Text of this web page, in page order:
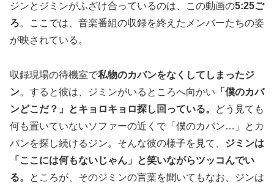
ジンとジミンがふざけ合っているのは、この動画の5:25ご
ろ。ここでは、音楽番組の収録を終えたメンバーたちの姿
が映されている。
収録現場の待機室で私物のカバンをなくしてしまったジ
ン。すると彼は、ジミンがいるところへ向かい 「僕のカバ
ンどこだ？」とキョロキョロ探し回っている。
どう見ても
何も置いていないソファーの近くで「僕のカバン…」とカ
バンを探し続けるジン。そんな彼の様子を見て、 ジミンは
「ここには何もないじゃん」と笑いながらツッコんでい
る。
ところが、そのジミンの言葉を聞いてもなお、ジンは